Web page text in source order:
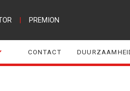
PREMION
CONTACT